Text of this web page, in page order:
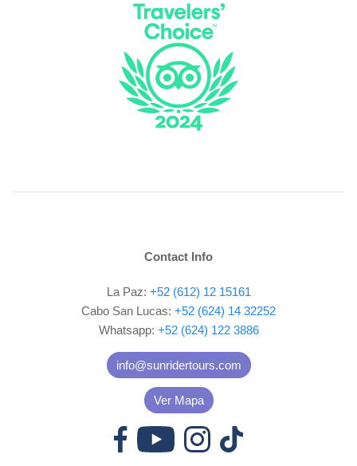
Contact Info
La Paz: +52 (612) 12 15161
Cabo San Lucas: +52 (624) 14 32252
Whatsapp: +52 (624) 122 3886
info@sunridertours.com
Ver Mapa